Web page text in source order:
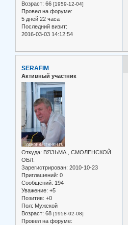
Возраст: 66 [1959-12-04]
Провел на форуме:
5 дней 22 часа
Последний визит:
2016-03-03 14:12:54
SERAFIM
Активный участник
Откуда: ВЯЗЬМА , СМОЛЕНСКОЙ
ОБЛ.
Зарегистрирован: 2010-10-23
Приглашений: 0
Сообщений: 194
Уважение: +5
Позитив: +0
Пол: Мужской
Возраст: 68 [1958-02-08]
Провел на форуме: